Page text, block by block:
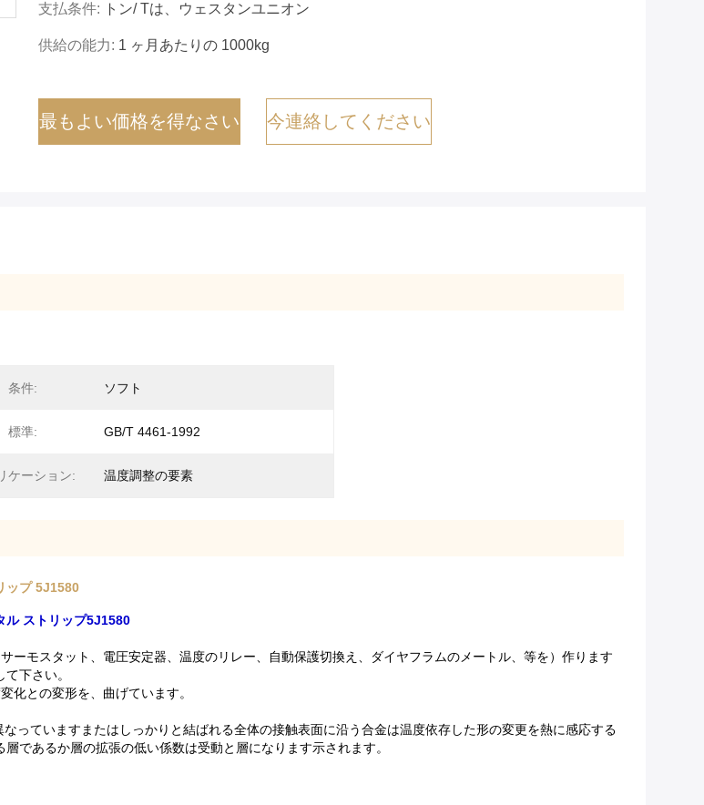
支払条件: トン/ Tは、ウェスタンユニオン
供給の能力: 1 ヶ月あたりの 1000kg
最もよい価格を得なさい 今連絡してください
条件: ソフト
標準: GB/T 4461-1992
ケーション: 温度調整の要素
ップ 5J1580
ル ストリップ5J1580
モスタット、電圧安定器、温度のリレー、自動保護切換え、ダイヤフラムのメートル、等を）作ります
下さい。
化との変形を、曲げています。
っていますまたはしっかりと結ばれる全体の接触表面に沿う合金は温度依存した形の変更を熱に感応する
であるか層の拡張の低い係数は受動と層になります示されます。